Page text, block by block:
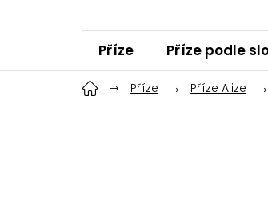
Příze Příze podle
Háčky ChiaoGoo
Příze Příze Alize